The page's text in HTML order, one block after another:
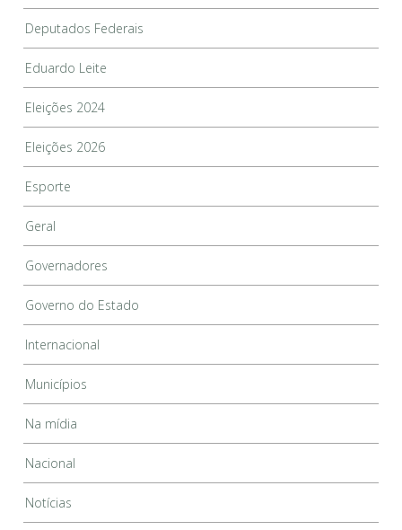
Deputados Federais
Eduardo Leite
Eleições 2024
Eleições 2026
Esporte
Geral
Governadores
Governo do Estado
Internacional
Municípios
Na mídia
Nacional
Notícias